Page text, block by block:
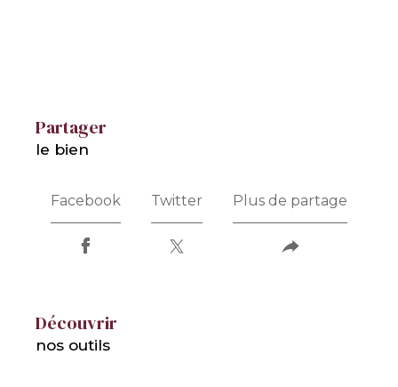
partager
le bien
Facebook Twitter Plus de partage
découvrir
nos outils